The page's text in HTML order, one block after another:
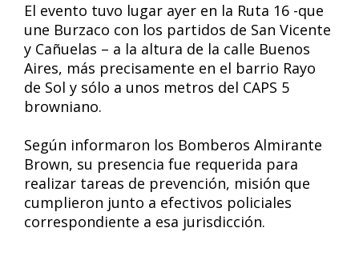
El evento tuvo lugar ayer en la Ruta 16 -que
une Burzaco con los partidos de San Vicente
y Cañuelas – a la altura de la calle Buenos
Aires, más precisamente en el barrio Rayo
de Sol y sólo a unos metros del CAPS 5
browniano.
Según informaron los Bomberos Almirante
Brown, su presencia fue requerida para
realizar tareas de prevención, misión que
cumplieron junto a efectivos policiales
correspondiente a esa jurisdicción.